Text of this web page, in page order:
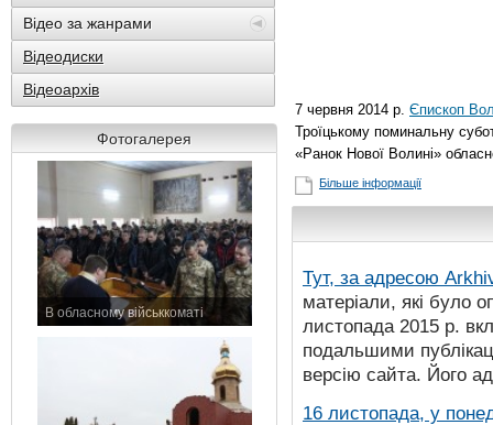
Відео за жанрами
Відеодиски
Відеоархів
Фотогалерея
В обласному військкоматі
7 червня 2014 р. Єпископ
Троїцькому поминальну
«Ранок Нової Волині»
Більше інформації
Тут, за адресою
матеріали, які було
листопада 2015 р.
подальшими
версію сайта. Його
16 листопада, у